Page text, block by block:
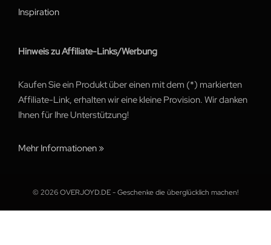
Inspiration
Hinweis zu Affiliate-Links/Werbung
Kaufen Sie ein Produkt über einen mit dem (*) markierten
Affiliate-Link, erhalten wir eine kleine Provision. Wir danken
Ihnen für Ihre Unterstützung!
Mehr Informationen »
© 2026 OVERJOYD.DE - Geschenke die überglücklich machen!